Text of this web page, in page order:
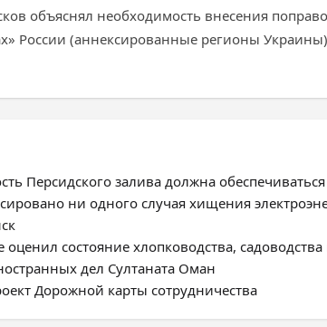
объяснял необходимость внесения
России (аннексированные регионы
Персидского залива должна
ни одного случая хищения
состояние хлопководства,
дел Султаната Оман
Дорожной карты сотрудничества